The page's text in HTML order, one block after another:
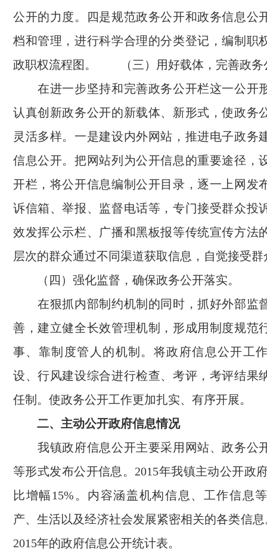
公开的力度。四是规范政务公开和政务信息公
档和管理，进行科学合理的分类登记，编制职
政职权流程图。 （三）用好载体，完善政务
在进一步坚持和完善政务公开栏这一公开
认真创新政务公开的新载体、新形式，使政务
灵活多样。一是建设内外网站，推进电子政务
信息公开。把网站列为公开信息的重要途径，
开栏，将公开信息编制公开目录，逐一上网发
诉信箱、举报、监督电话等，专门接受群众投
效发挥公示栏、广播和黑板报等传统宣传方法
层次的群众通过不同渠道获取信息，自觉接受
（四）强化监督，确保政务公开落实。
在狠抓内部制约机制的同时，抓好外部监
善，建立健全长效管理机制，形成用制度规范
事、靠制度管人的机制。将政府信息公开工
设、行风建设综合进行检查、考评，考评结果
任制。使政务公开工作更加扎实、有序开展。
二、主动公开政府信息情况
我镇政府信息公开主要采用网站、政务公
等形式发布公开信息。2015年我镇主动公开政
比增幅15%。内容涵盖机构信息、工作信息
产、生活以及经济社会发展紧密相关的各类信息
2015年的政府信息公开统计表。